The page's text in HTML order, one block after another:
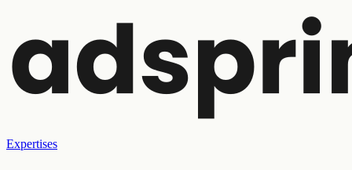
Expertises